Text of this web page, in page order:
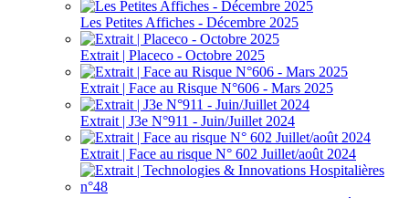
Les Petites Affiches - Décembre 2025
Extrait | Placeco - Octobre 2025
Extrait | Face au Risque N°606 - Mars 2025
Extrait | J3e N°911 - Juin/Juillet 2024
Extrait | Face au risque N° 602 Juillet/août 2024